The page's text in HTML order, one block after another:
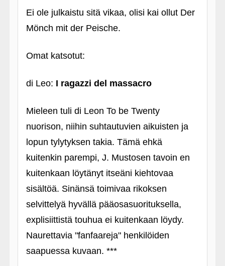
Ei ole julkaistu sitä vikaa, olisi kai ollut Der
Mönch mit der Peische.
Omat katsotut:
di Leo: I ragazzi del massacro
Mieleen tuli di Leon To be Twenty
nuorison, niihin suhtautuvien aikuisten ja
lopun tylytyksen takia. Tämä ehkä
kuitenkin parempi, J. Mustosen tavoin en
kuitenkaan löytänyt itseäni kiehtovaa
sisältöä. Sinänsä toimivaa rikoksen
selvittelyä hyvällä pääosasuorituksella,
explisiittistä touhua ei kuitenkaan löydy.
Naurettavia "fanfaareja" henkilöiden
saapuessa kuvaan. ***